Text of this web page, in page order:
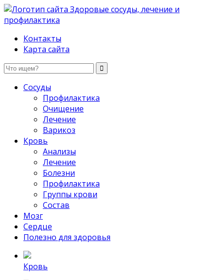
Здоровые сосуды, лечение и профилактика
Контакты
Карта сайта
Сосуды
Профилактика
Очищение
Лечение
Варикоз
Кровь
Анализы
Лечение
Болезни
Профилактика
Группы крови
Состав
Мозг
Сердце
Полезно для здоровья
Кровь